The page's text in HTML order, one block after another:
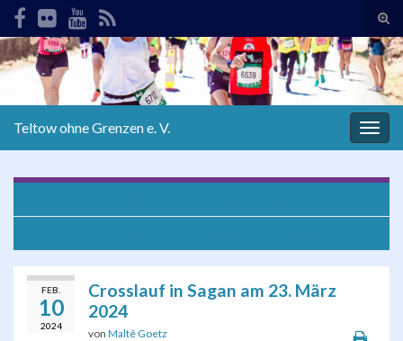
Search for:
Teltow ohne Grenzen e. V.
FEB.
10
2024
Crosslauf in Sagan am 23. März
2024
von Maltê Goetz